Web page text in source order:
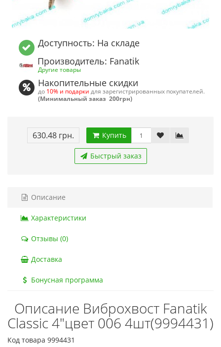
Доступность: На складе
Производитель: Fanatik
Другие товары
Накопительные скидки
до 10% и подарки для зарегистрированных покупателей.
(Минимальный заказ 200грн)
630.48 грн. Купить
Быстрый заказ
Описание
Характеристики
Отзывы (0)
Доставка
Бонусная программа
Описание Виброхвост Fanatik
Classic 4"цвет 006 4шт(9994431)
Код товара 9994431